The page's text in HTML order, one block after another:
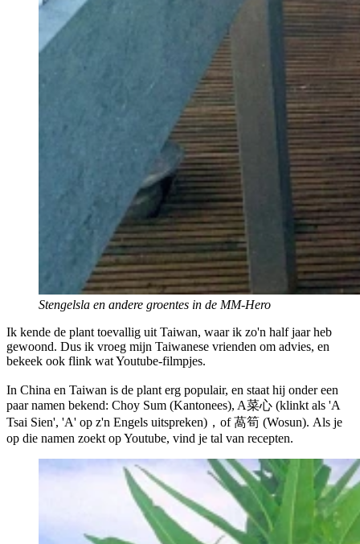
Stengelsla en andere groentes in de MM-Hero
Ik kende de plant toevallig uit Taiwan, waar ik zo'n half jaar heb
gewoond. Dus ik vroeg mijn Taiwanese vrienden om advies, en
bekeek ook flink wat Youtube-filmpjes.
In China en Taiwan is de plant erg populair, en staat hij onder een
paar namen bekend: Choy Sum (Kantonees), A菜心 (klinkt als 'A
Tsai Sien', 'A' op z'n Engels uitspreken)，of 萵筍 (Wosun). Als je
op die namen zoekt op Youtube, vind je tal van recepten.